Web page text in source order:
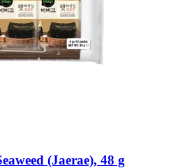
(Jaerae), 48 g